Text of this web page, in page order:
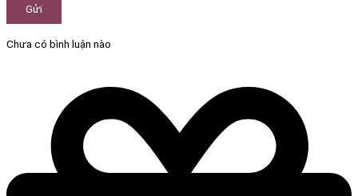
Gửi
Chưa có bình luận nào